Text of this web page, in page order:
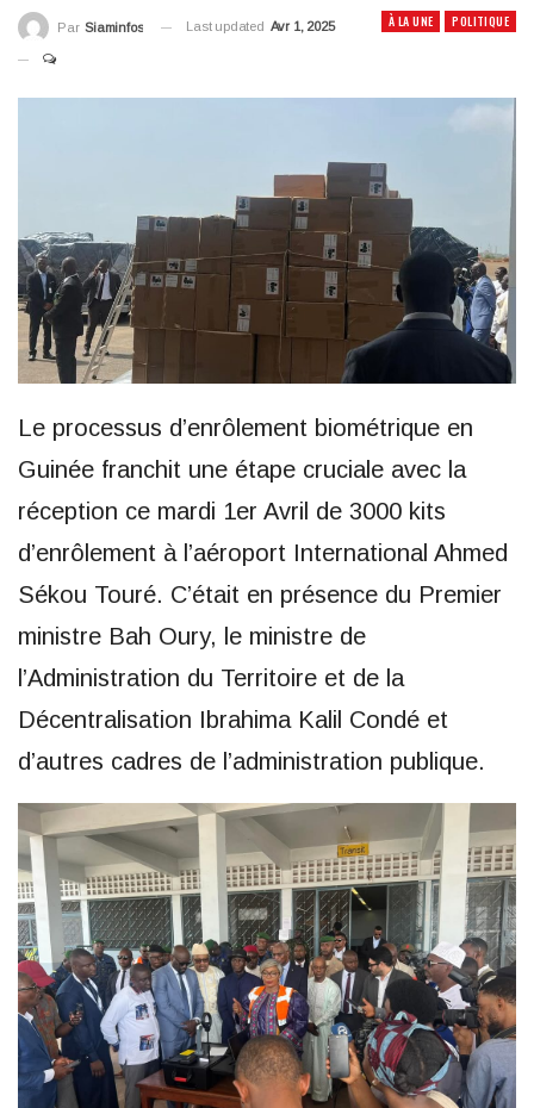
À LA UNE POLITIQUE
Par Siaminfos Last updated Avr 1, 2025
Le processus d’enrôlement biométrique en
Guinée franchit une étape cruciale avec la
réception ce mardi 1er Avril de 3000 kits
d’enrôlement à l’aéroport International Ahmed
Sékou Touré. C’était en présence du Premier
ministre Bah Oury, le ministre de
l’Administration du Territoire et de la
Décentralisation Ibrahima Kalil Condé et
d’autres cadres de l’administration publique.